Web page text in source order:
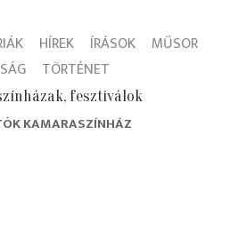
HÍREK ÍRÁSOK
MŰSOR
TÖRTÉNET
fesztiválok
KAMARASZÍNHÁZ